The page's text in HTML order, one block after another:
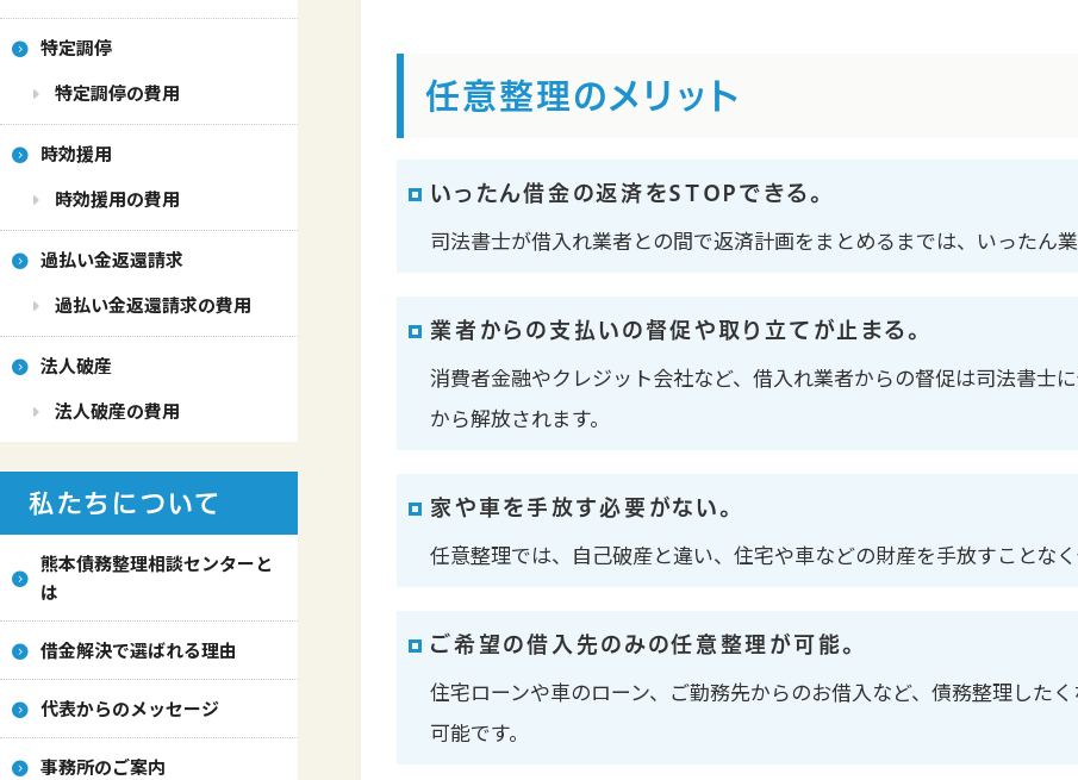
任意整理のメリット
いったん借金の返済をSTOPできる。
司法書士が借入れ業者との間で返済計画をまとめるまでは、いったん
業者からの支払いの督促や取り立てが止まる。
消費者金融やクレジット会社など、借入れ業者からの督促は司法書士
から解放されます。
家や車を手放す必要がない。
任意整理では、自己破産と違い、住宅や車などの財産を手放すことな
ご希望の借入先のみの任意整理が可能。
住宅ローンや車のローン、ご勤務先からのお借入など、債務整理した
可能です。
特定調停
特定調停の費用
時効援用
時効援用の費用
過払い金返還請求
過払い金返還請求の費用
法人破産
法人破産の費用
私たちについて
熊本債務整理相談センターと
は
借金解決で選ばれる理由
代表からのメッセージ
事務所のご案内